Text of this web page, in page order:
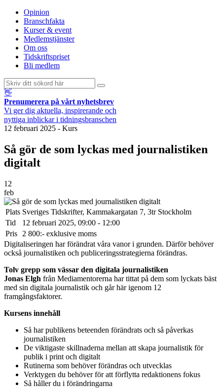
Opinion
Branschfakta
Kurser & event
Medlemstjänster
Om oss
Tidskriftspriset
Bli medlem
👋
Prenumerera på vårt nyhetsbrev
Vi ger dig aktuella, inspirerande och
nyttiga inblickar i tidningsbranschen
12 februari 2025 - Kurs
Så gör de som lyckas med journalistiken
digitalt
12
feb
Plats Sveriges Tidskrifter, Kammakargatan 7, 3tr Stockholm
Tid
12 februari 2025, 09:00 - 12:00
Pris
2 800:- exklusive moms
Digitaliseringen har förändrat våra vanor i grunden. Därför behöver
också journalistiken och publiceringsstrategierna förändras.
Tolv grepp som vässar den digitala journalistiken
Jonas Elgh från Mediamentorerna har tittat på dem som lyckats bäst
med sin digitala journalistik och går här igenom 12
framgångsfaktorer.
Kursens innehåll
Så har publikens beteenden förändrats och så påverkas
journalistiken
De viktigaste skillnaderna mellan att skapa journalistik för
publik i print och digitalt
Rutinerna som behöver förändras och utvecklas
Verktygen du behöver för att förflytta redaktionens fokus
Så håller du i förändringarna